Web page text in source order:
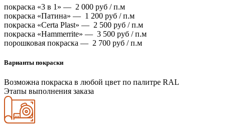
покраска «3 в 1» — 2 000 руб / п.м
покраска «Патина» — 1 200 руб / п.м
покраска «Certa Plast» — 2 500 руб / п.м
покраска «Hammerrite» — 3 500 руб / п.м
порошковая покраска — 2 700 руб / п.м
Варианты покраски
Возможна покраска в любой цвет по палитре RAL
Этапы выполнения заказа